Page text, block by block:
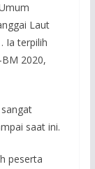
Laut
Ia terpilih
2020,
saat ini.
peserta